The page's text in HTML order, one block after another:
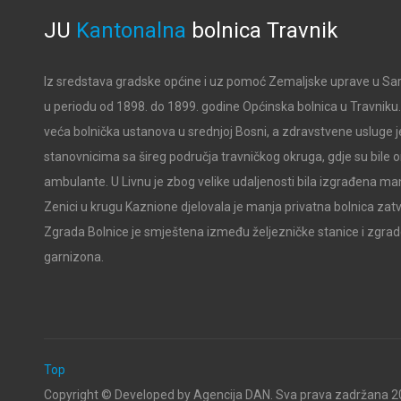
JU Kantonalna bolnica Travnik
Iz sredstava gradske općine i uz pomoć Zemaljske uprave u
u periodu od 1898. do 1899. godine Općinska bolnica u
veća bolnička ustanova u srednjoj Bosni, a zdravstvene usluge
stanovnicima sa šireg područja travničkog okruga, gdje su bile
ambulante. U Livnu je zbog velike udaljenosti bila izgrađena
Zenici u krugu Kaznione djelovala je manja privatna bolnica
Zgrada Bolnice je smještena između željezničke stanice i
garnizona.
Top
Copyright © Developed by Agencija DAN. Sva prava zadržana